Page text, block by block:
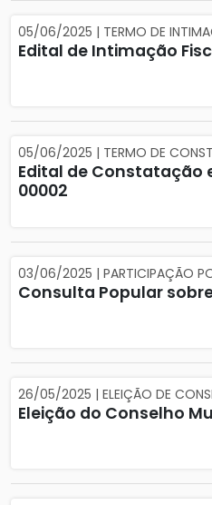
05/06/2025 | TERMO DE
Edital de Intimação
05/06/2025 | TERMO DE
Edital de Constatação
00002
03/06/2025 | PARTICIPAÇÃO
Consulta Popular
26/05/2025 | ELEIÇÃO DE
Eleição do Conselho